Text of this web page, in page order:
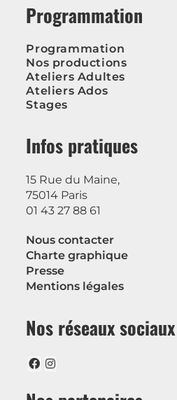
Programmation
Programmation
Nos productions
Ateliers Adultes
Ateliers Ados
Stages
Infos pratiques
15 Rue du Maine,
75014 Paris
01 43 27 88 61
Nous contacter
Charte graphique
Presse
Mentions légales
Nos réseaux sociaux